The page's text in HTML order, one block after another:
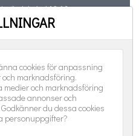
sönd, helgd 10-16
FÖLJ OSS:
cookies för anpassning
marknadsföring.
medier och marknadsföring
annonser och
du dessa cookies
personuppgifter?